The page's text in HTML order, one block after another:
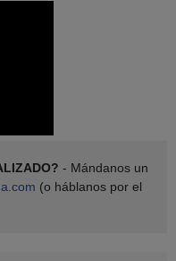
- Mándanos un
(o háblanos por el